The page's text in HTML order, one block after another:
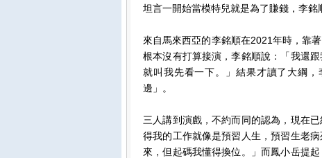
坦言一開始當模特兒就是為了賺錢，李銘
來自馬來西亞的李銘順在2021年時，靠
根本沒有打算接演，李銘順說：「我還
就叫我先看一下。」結果才讀了大綱
邊」。
三人講到演戲，不約而同的認為，現在
得我的工作就像是預習人生，預習生老
來，但起碼我懂得換位。」而鳳小岳提